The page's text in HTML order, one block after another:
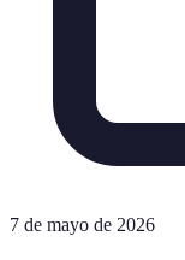
7 de mayo de 2026